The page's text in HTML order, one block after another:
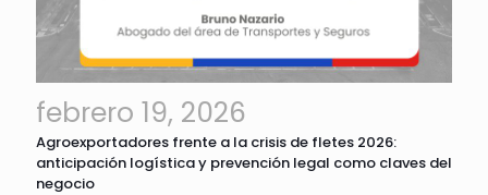
febrero 19, 2026
Agroexportadores frente a la crisis de fletes 2026:
anticipación logística y prevención legal como claves del
negocio